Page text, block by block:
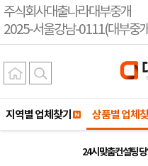
주식회사대출나라대부중개
2025-서울강남-0111(대부중
지역별 업체찾기 상품별 업체찾
24시 맞춤컨설팅